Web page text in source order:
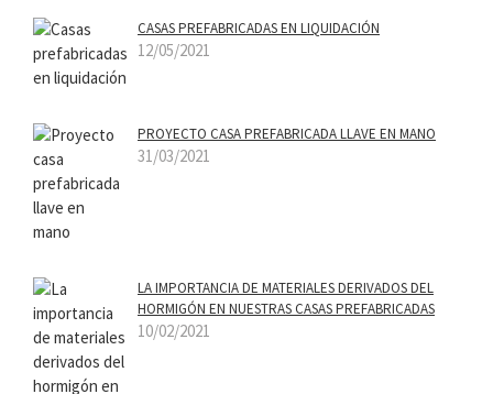
CASAS PREFABRICADAS EN LIQUIDACIÓN
12/05/2021
PROYECTO CASA PREFABRICADA LLAVE EN MANO
31/03/2021
LA IMPORTANCIA DE MATERIALES DERIVADOS DEL
HORMIGÓN EN NUESTRAS CASAS PREFABRICADAS
10/02/2021